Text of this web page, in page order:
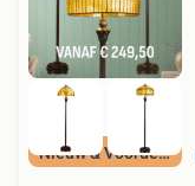
Nieuw & Voordelig